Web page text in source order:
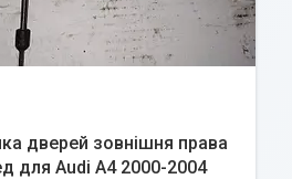
дверей зовнішня права
для Audi A4 2000-2004